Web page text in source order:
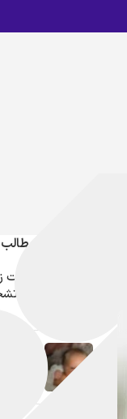
جدیدترین مطالب
تست
در
ختنه